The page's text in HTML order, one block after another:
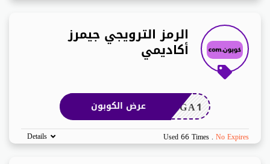
الرمز الترويجي جيمرز
أكاديمي
2GA1 عرض الكوبون
Used 66 Times . No Expires
Details